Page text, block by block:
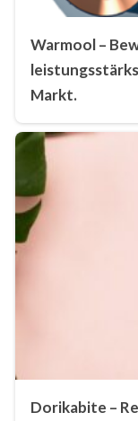
Warmool –
Markt.
Dorikabite –